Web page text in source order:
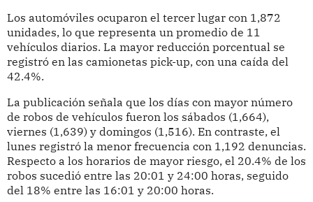
Los automóviles ocuparon el tercer lugar con 1,872
unidades, lo que representa un promedio de 11
vehículos diarios. La mayor reducción porcentual se
registró en las camionetas pick-up, con una caída del
42.4%.
La publicación señala que los días con mayor número
de robos de vehículos fueron los sábados (1,664),
viernes (1,639) y domingos (1,516). En contraste, el
lunes registró la menor frecuencia con 1,192 denuncias.
Respecto a los horarios de mayor riesgo, el 20.4% de los
robos sucedió entre las 20:01 y 24:00 horas, seguido
del 18% entre las 16:01 y 20:00 horas.